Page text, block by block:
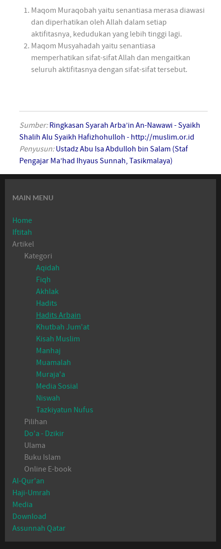
Maqom Muraqobah yaitu senantiasa merasa diawasi
dan diperhatikan oleh Allah dalam setiap
aktifitasnya, kedudukan yang lebih tinggi lagi.
Maqom Musyahadah yaitu senantiasa
memperhatikan sifat-sifat Allah dan mengaitkan
seluruh aktifitasnya dengan sifat-sifat tersebut.
Sumber: Ringkasan Syarah Arba’in An-Nawawi - Syaikh
Shalih Alu Syaikh Hafizhohulloh - http://muslim.or.id
Penyusun: Ustadz Abu Isa Abdulloh bin Salam (Staf
Pengajar Ma’had Ihyaus Sunnah, Tasikmalaya)
MAIN MENU
Home
Iftitah
Artikel
Kategori
Aqidah
Fiqh
Akhlak
Hadits
Hadits Arbain
Khutbah Jum'at
Kisah Muslim
Manhaj
Muamalah
Muraja'a
Media Sosial
Niswah
Tazkiyatun Nufus
Pilihan
Do'a - Dzikir
Ulama
Buku Islam
Online E-book
Al-Qur'an
Haji-Umrah
Media
Download
Assunnah Qatar